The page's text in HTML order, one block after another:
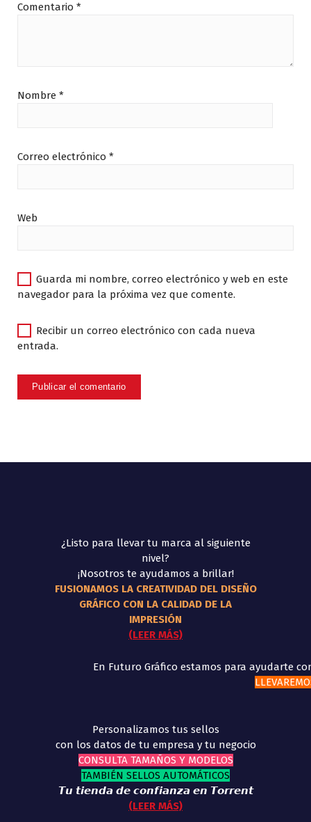
Comentario *
Nombre *
Correo electrónico *
Web
Guarda mi nombre, correo electrónico y web en este
navegador para la próxima vez que comente.
Recibir un correo electrónico con cada nueva
entrada.
¿Listo para llevar tu marca al siguiente
nivel?
¡Nosotros te ayudamos a brillar!
FUSIONAMOS LA CREATIVIDAD DEL DISEÑO
GRÁFICO CON LA CALIDAD DE LA
IMPRESIÓN
(LEER MÁS)
En Futuro Gráfico estamos para ayudarte
Personalizamos tus sellos
con los datos de tu empresa y tu negocio
CONSULTA TAMAÑOS Y MODELOS
TAMBIÉN SELLOS AUTOMÁTICOS
𝙏𝙪 𝙩𝙞𝙚𝙣𝙙𝙖 𝙙𝙚 𝙘𝙤𝙣𝙛𝙞𝙖𝙣𝙯𝙖 𝙚𝙣 𝙏𝙤𝙧𝙧𝙚𝙣𝙩
(LEER MÁS)